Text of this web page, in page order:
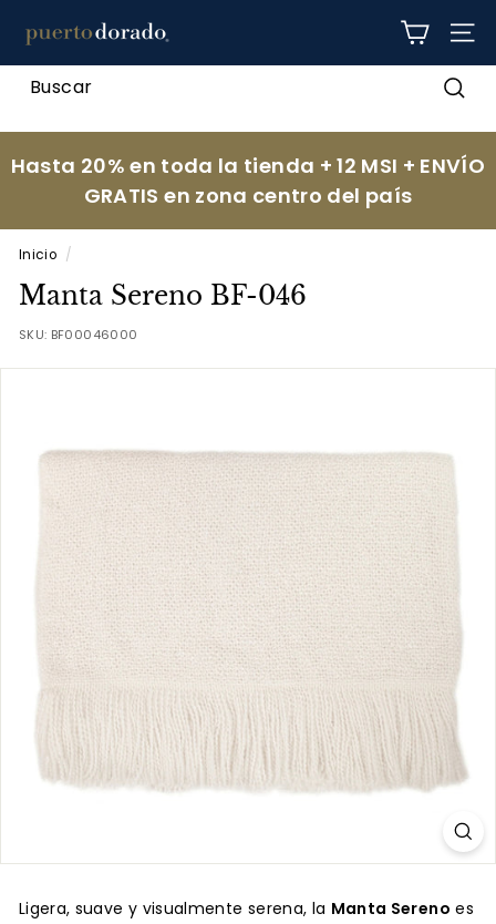
directamente
contenido
p
u
e
r
t
o
r
a
d
o
Hasta 20% en toda la tienda + 12 MSI + ENVÍO
GRATIS en zona centro del país
Inicio /
Manta Sereno BF-046
SKU: BF00046000
Ligera, suave y visualmente serena, la Manta Sereno es